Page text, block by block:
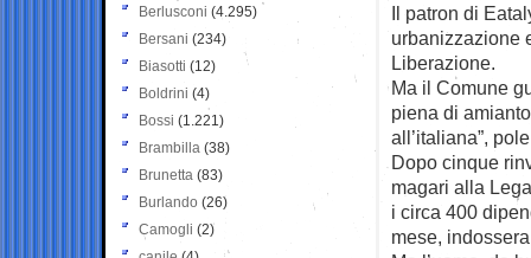
Il patron di
urbanizzazione
Liberazione.
Ma il Comune
piena di
all’italiana”,
Dopo cinque
magari alla
i circa 400
mese,
Berlusconi (4.295)
Bersani (234)
Biasotti (12)
Boldrini (4)
Bossi (1.221)
Brambilla (38)
Brunetta (83)
Burlando (26)
Camogli (2)